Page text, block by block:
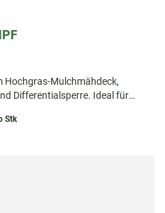
Hochgras-Mulchmähdeck,
Differentialsperre. Ideal für
Stk